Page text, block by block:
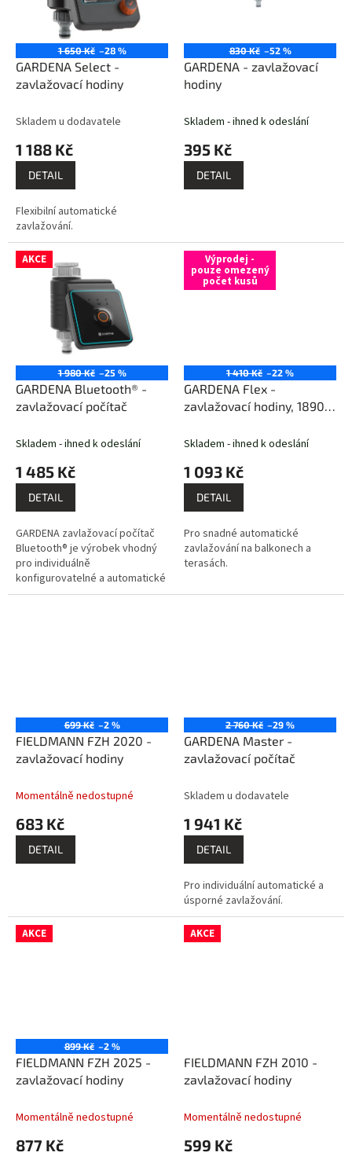
1 650 Kč –28 %
GARDENA Select -
zavlažovací hodiny
Skladem u dodavatele
1 188 Kč
DETAIL
Flexibilní automatické
zavlažování.
830 Kč –52 %
GARDENA - zavlažovací
hodiny
Skladem - ihned k odeslání
395 Kč
DETAIL
AKCE
1 980 Kč –25 %
GARDENA Bluetooth® -
zavlažovací počítač
Skladem - ihned k odeslání
1 485 Kč
DETAIL
GARDENA zavlažovací počítač
Bluetooth® je výrobek vhodný
pro individuálně
konfigurovatelné a automatické
zavlažování zahrady.
Výprodej -
pouze omezený
počet kusů
1 410 Kč –22 %
GARDENA Flex -
zavlažovací hodiny, 1890-
Skladem - ihned k odeslání
1 093 Kč
DETAIL
Pro snadné automatické
zavlažování na balkonech a
terasách.
699 Kč –2 %
FIELDMANN FZH 2020 -
zavlažovací hodiny
Momentálně nedostupné
683 Kč
DETAIL
2 760 Kč –29 %
GARDENA Master -
zavlažovací počítač
Skladem u dodavatele
1 941 Kč
DETAIL
Pro individuální automatické a
úsporné zavlažování.
AKCE
899 Kč –2 %
FIELDMANN FZH 2025 -
zavlažovací hodiny
Momentálně nedostupné
877 Kč
AKCE
FIELDMANN FZH 2010 -
zavlažovací hodiny
Momentálně nedostupné
599 Kč